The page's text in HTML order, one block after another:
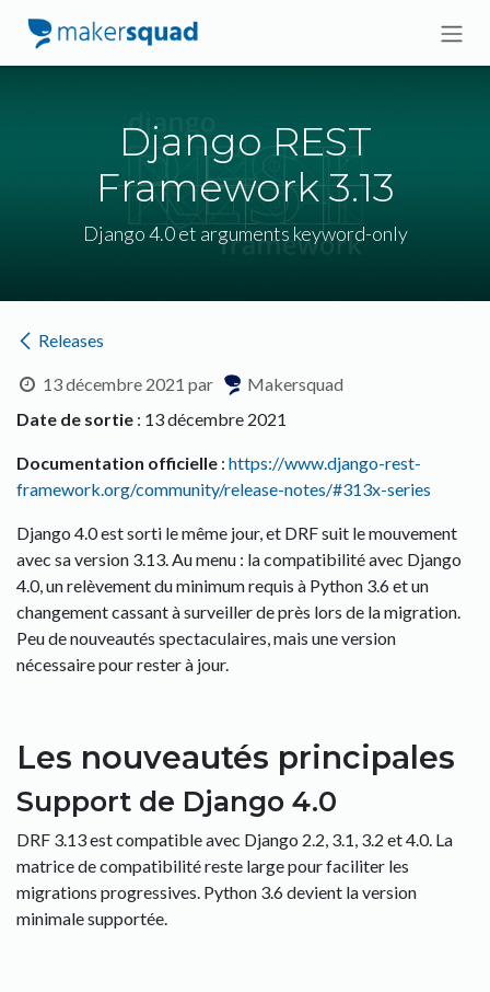
Django REST
Framework 3.13
Django 4.0 et arguments keyword-only
Releases
13 décembre 2021 par
Makersquad
Date de sortie : 13 décembre 2021
Documentation officielle : https://www.django-rest-
framework.org/community/release-notes/#313x-series
Django 4.0 est sorti le même jour, et DRF suit le mouvement
avec sa version 3.13. Au menu : la compatibilité avec Django
4.0, un relèvement du minimum requis à Python 3.6 et un
changement cassant à surveiller de près lors de la migration.
Peu de nouveautés spectaculaires, mais une version
nécessaire pour rester à jour.
Les nouveautés principales
Support de Django 4.0
DRF 3.13 est compatible avec Django 2.2, 3.1, 3.2 et 4.0. La
matrice de compatibilité reste large pour faciliter les
migrations progressives. Python 3.6 devient la version
minimale supportée.